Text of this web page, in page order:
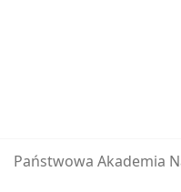
Państwowa Akademia